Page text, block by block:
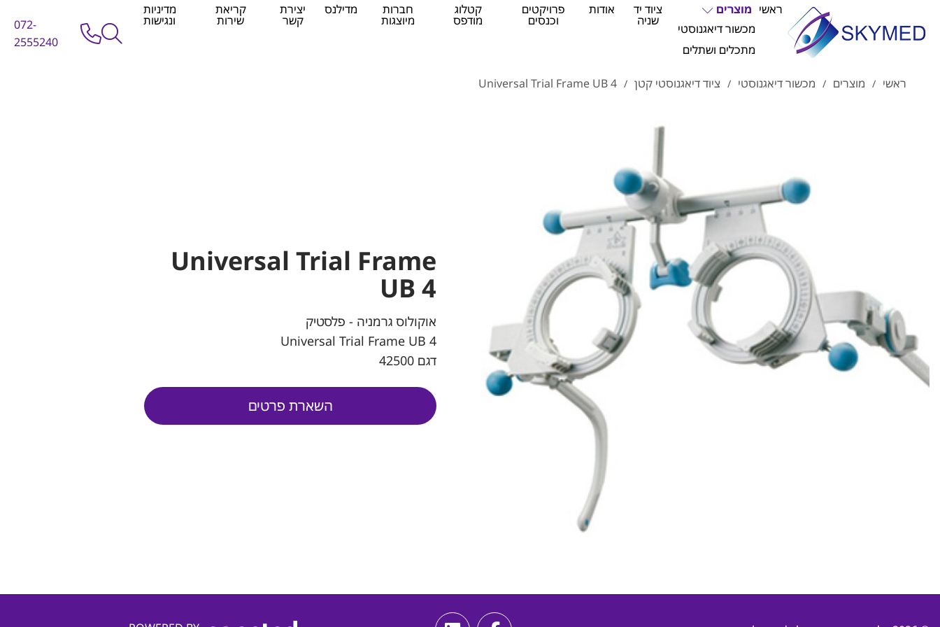
ראשי מוצרים
מכשור דיאגנוסטי
מתכלים ושתלים
ציוד יד
שניה
אודות פרויקטים
וכנסים
קטלוג
מודפס
חברות
מיוצגות
מדילנס יצירת
קשר
קריאת
שירות
מדיניות
ונגישות
072-
2555240
ראשי / מוצרים / מכשור דיאגנוסטי / ציוד דיאגנוסטי קטן /
Universal Trial Frame UB 4
Universal Trial Frame
UB 4
אוקולוס גרמניה - פלסטיק
Universal Trial Frame UB 4
דגם 42500
השארת פרטים